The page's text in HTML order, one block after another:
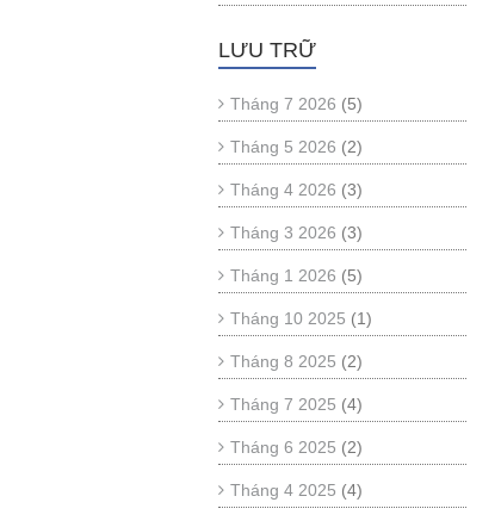
LƯU TRỮ
Tháng 7 2026 (5)
Tháng 5 2026 (2)
Tháng 4 2026 (3)
Tháng 3 2026 (3)
Tháng 1 2026 (5)
Tháng 10 2025 (1)
Tháng 8 2025 (2)
Tháng 7 2025 (4)
Tháng 6 2025 (2)
Tháng 4 2025 (4)